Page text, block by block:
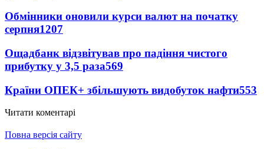
Обмінники оновили курси валют на початку
серпня1207
Ощадбанк відзвітував про падіння чистого
прибутку у 3,5 раза569
Країни ОПЕК+ збільшують видобуток нафти553
Читати коментарі
Повна версія сайту